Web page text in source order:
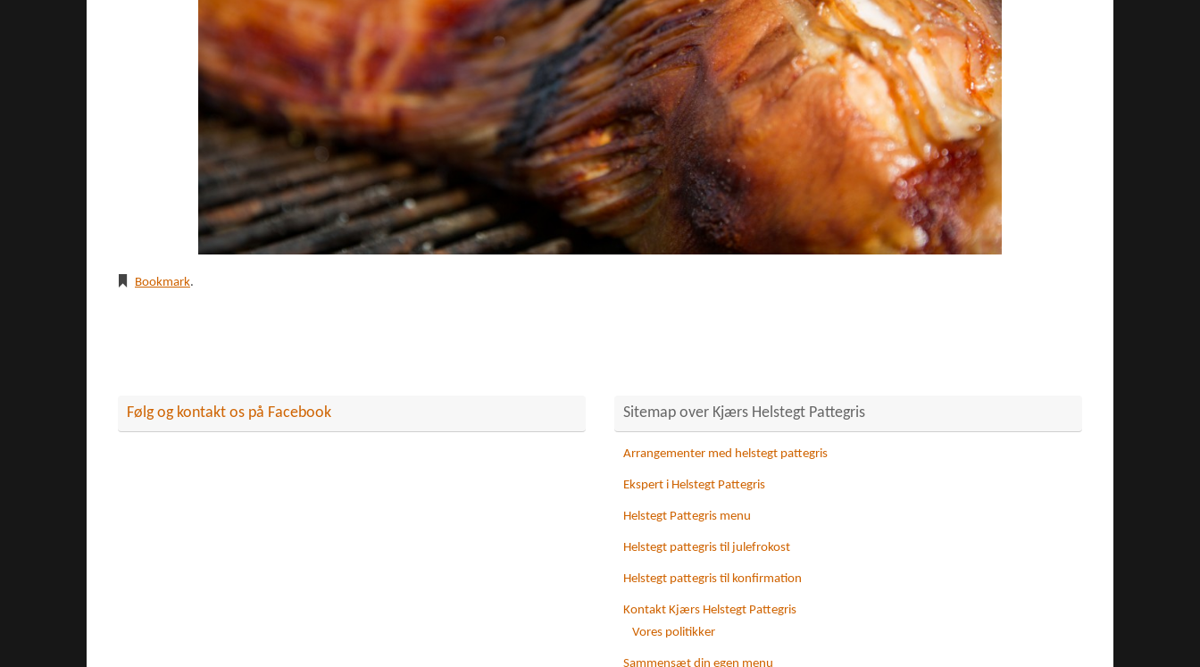
Bookmark.
Følg og kontakt os på Facebook Sitemap over Kjærs Helstegt Pattegris
Arrangementer med helstegt pattegris
Ekspert i Helstegt Pattegris
Helstegt Pattegris menu
Helstegt pattegris til julefrokost
Helstegt pattegris til konfirmation
Kontakt Kjærs Helstegt Pattegris
Vores politikker
Sammensæt din egen menu